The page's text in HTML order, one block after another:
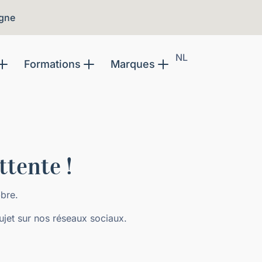
Formations Marques
NL
!
sur nos réseaux sociaux.